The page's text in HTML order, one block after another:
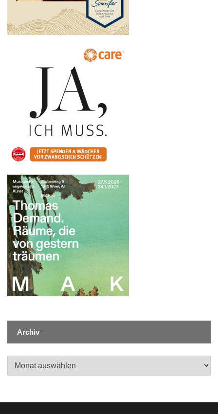
Archiv